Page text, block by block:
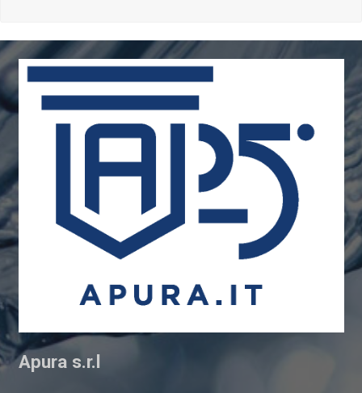
Apura s.r.l